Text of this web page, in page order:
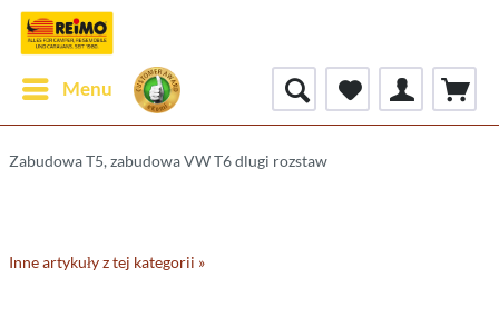
Menu
Zabudowa T5, zabudowa VW T6 dlugi rozstaw
Inne artykuły z tej kategorii »